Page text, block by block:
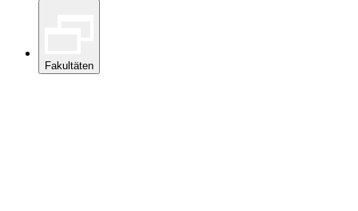
Fakultäten